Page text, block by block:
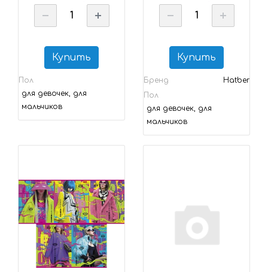
Купить
Пол
для девочек, для
мальчиков
Купить
Бренд
Hatber
Пол
для девочек, для
мальчиков